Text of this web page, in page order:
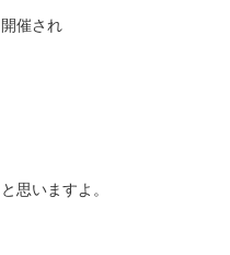
催され
思いますよ。